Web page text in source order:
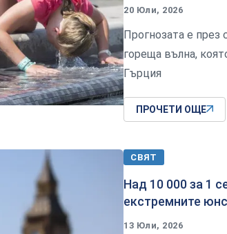
20 Юли, 2026
Прогнозата е
гореща вълна,
Гърция
ПРОЧЕТИ ОЩЕ
СВЯТ
Над 10 000 за 1
екстремните
13 Юли, 2026